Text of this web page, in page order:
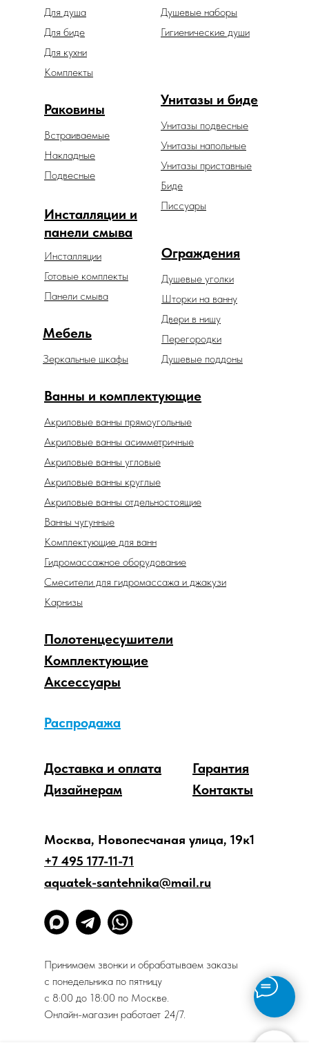
Гигиенические души
Душевые наборы
Унитазы и биде
Унитазы подвесные
Унитазы напольные
Унитазы приставные
Раковины
Встраиваемые
Накладные
Подвесные
Для биде
Для душа
Для кухни
Ванны и комплектующие
Акриловые ванны прямоугольные
Зеркальные шкафы
Мебель
Ограждения
Душевые уголки
Шторки на ванну
Двери в нишу
Перегородки
Аксессуары
Распродажа
Комплектующие
Дизайнерам
Доставка и оплата
Гарантия
Контакты
Биде
Душевые поддоны
Акриловые ванны отдельностоящие
Акриловые ванны асимметричные
Акриловые ванны угловые
Акриловые ванны круглые
Ванны чугунные
Комплектующие для ванн
Гидромассажное оборудование
Смесители для гидромассажа и джакузи
Карнизы
Полотенцесушители
Инсталляции и
панели смыва
Инсталляции
Готовые комплекты
Панели смыва
Комплекты
Писсуары
Москва, Новопесчаная улица, 19к1
+7 495 177-11-71
aquatek-santehnika@mail.ru
Принимаем звонки и обрабатываем заказы
с понедельника по пятницу
с 8:00 до 18:00 по Москве.
Онлайн-магазин работает 24/7.